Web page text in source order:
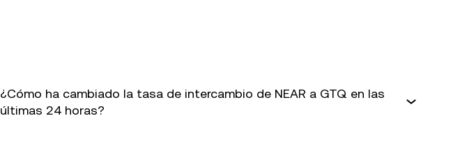
¿Cómo ha cambiado la tasa de intercambio de NEAR a GTQ en las
últimas 24 horas?